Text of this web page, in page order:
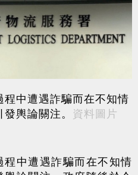
中遭遇詐騙而在不知情
輿論關注。 資料圖片
中遭遇詐騙而在不知情